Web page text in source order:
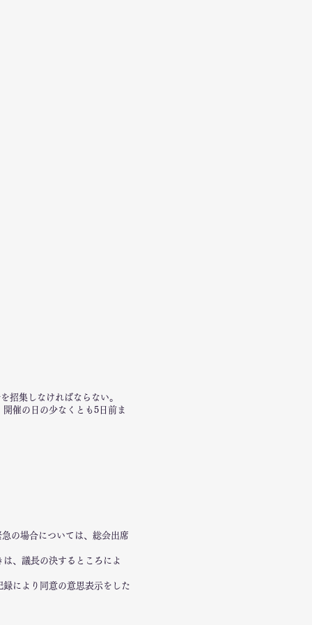
招集しなければならない。
催の日の少なくとも5日前ま
の場合については、総会出席
、議長の決するところによ
により同意の意思表示をした